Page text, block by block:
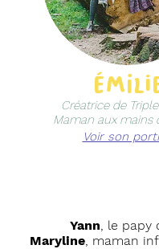
Créatrice de
Maman aux mains
Voir son
Yann, le papy
Maryline, maman